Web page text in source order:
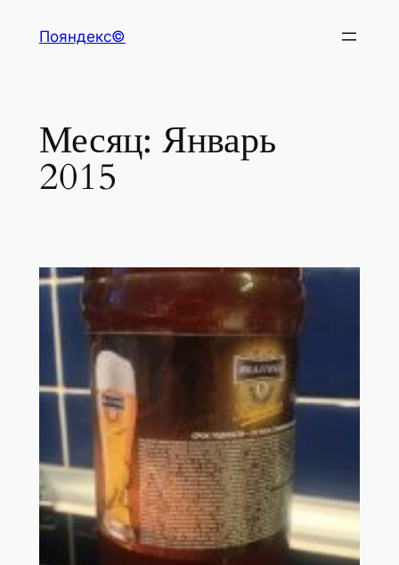
Пояндекс©
Месяц: Январь
2015